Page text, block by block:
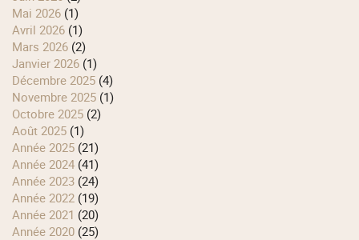
mai 2026 (1)
avril 2026 (1)
mars 2026 (2)
janvier 2026 (1)
décembre 2025 (4)
novembre 2025 (1)
octobre 2025 (2)
août 2025 (1)
année 2025 (21)
année 2024 (41)
année 2023 (24)
année 2022 (19)
année 2021 (20)
année 2020 (25)